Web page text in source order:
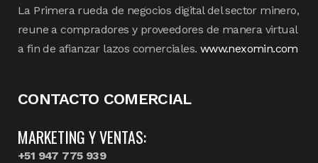
La Primera rueda de negocios digital del sector minero,
reune a compradores y proveedores de manera virtual
a fin de afianzar lazos comerciales. www.nexomin.com
CONTACTO COMERCIAL
MARKETING Y VENTAS:
+51 947 775 939